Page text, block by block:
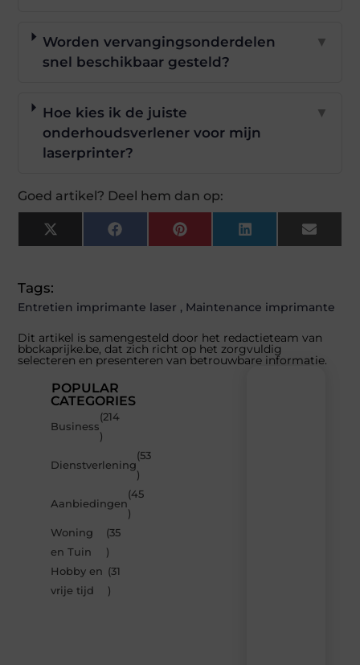
Worden vervangingsonderdelen
snel beschikbaar gesteld?
▼
Hoe kies ik de juiste
onderhoudsverlener voor mijn
laserprinter?
▼
Goed artikel? Deel hem dan op:
X
(Twitter)
FacebookPinterestLinkedInEmail
Tags:
Entretien imprimante laser , Maintenance imprimante
Dit artikel is samengesteld door het redactieteam van
bbckaprijke.be, dat zich richt op het zorgvuldig
selecteren en presenteren van betrouwbare informatie.
POPULAR
CATEGORIES
Business
(214
)
Dienstverlening
(53
)
Aanbiedingen
(45
)
Woning
en Tuin
(35
)
Hobby en
vrije tijd
(31
)